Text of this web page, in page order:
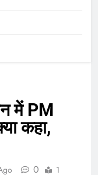
में PM
कहा,
0
1